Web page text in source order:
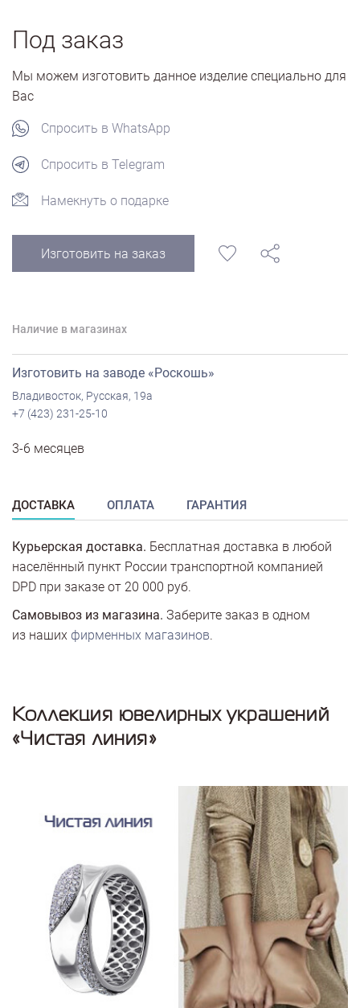
Под заказ
Мы можем изготовить данное изделие специально для
Вас
Спросить в WhatsApp
Спросить в Telegram
Намекнуть о подарке
Изготовить на заказ
Наличие в магазинах
Изготовить на заводе «Роскошь»
Владивосток, Русская, 19а
+7 (423) 231-25-10
3-6 месяцев
ДОСТАВКА ОПЛАТА ГАРАНТИЯ
Курьерская доставка. Бесплатная доставка в любой
населённый пункт России транспортной компанией
DPD при заказе от 20 000 руб.
Самовывоз из магазина. Заберите заказ в одном
из наших фирменных магазинов.
Коллекция ювелирных украшений
«Чистая линия»